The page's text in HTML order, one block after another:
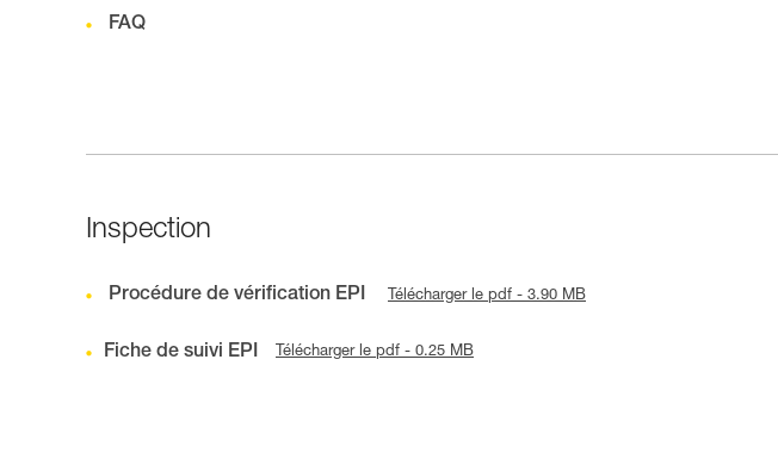
FAQ
Inspection
Procédure de vérification EPI Télécharger le pdf - 3.90 MB
Fiche de suivi EPI Télécharger le pdf - 0.25 MB